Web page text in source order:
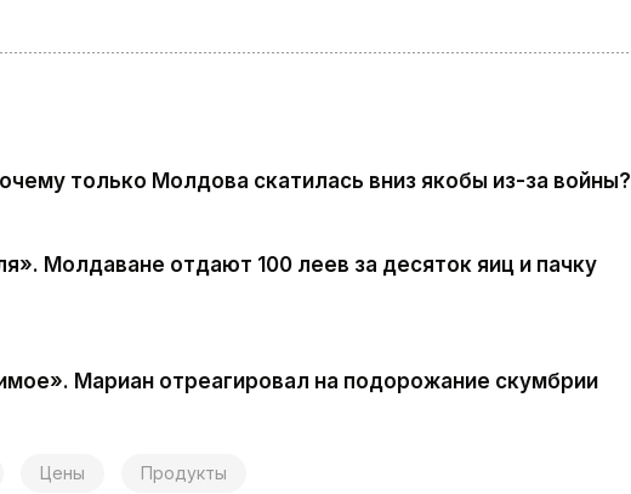
только Молдова скатилась вниз якобы из-за войны?
Молдаване отдают 100 леев за десяток яиц и пачку
Мариан отреагировал на подорожание скумбрии
Цены Продукты